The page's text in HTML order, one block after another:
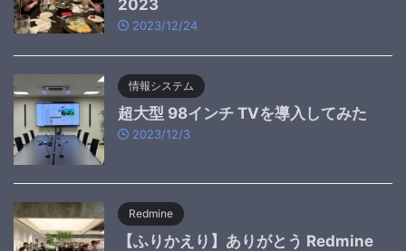
2023
2023/12/24
情報システム
超大型 98インチ TVを導入してみた
2023/12/3
Redmine
【ふりかえり】ありがとう Redmine